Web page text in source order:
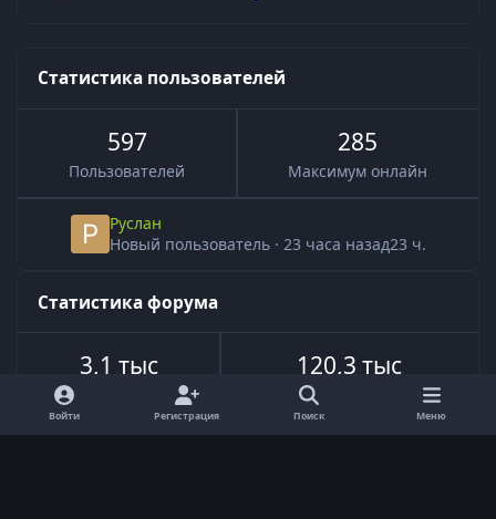
Статистика пользователей
597
Пользователей
285
Максимум онлайн
Руслан
Новый пользователь · 23 часа назад23 ч.
Статистика форума
3,1 тыс
Всего сообщений
120,3 тыс
Войти Регистрация Поиск Меню